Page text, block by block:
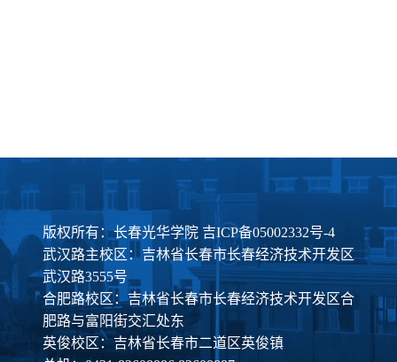
版权所有：长春光华学院 吉ICP备05002332号-4
武汉路主校区：吉林省长春市长春经济技术开发区
武汉路3555号
合肥路校区：吉林省长春市长春经济技术开发区合
肥路与富阳街交汇处东
英俊校区：吉林省长春市二道区英俊镇